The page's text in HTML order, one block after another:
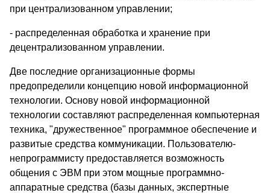
при централизованном управлении;
- распределенная обработка и хранение при
децентрализованном управлении.
Две последние организационные формы
предопределили концепцию новой информационной
технологии. Основу новой информационной
технологии составляют распределенная компьютерная
техника, "дружественное" программное обеспечение и
развитые средства коммуникации. Пользователю-
непрограммисту предоставляется возможность
общения с ЭВМ при этом мощные программно-
аппаратные средства (базы данных, экспертные